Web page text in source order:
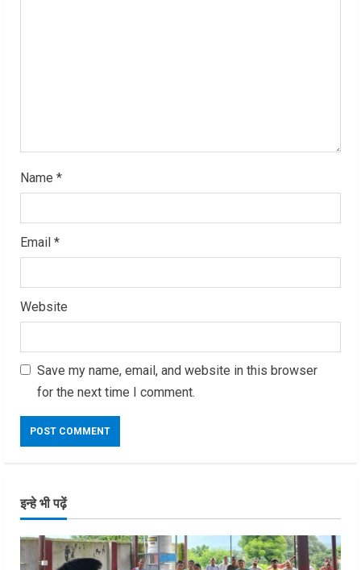
g
Name *
Email *
Website
Save my name, email, and website in this browser
for the next time I comment.
इन्हे भी पढ़ें